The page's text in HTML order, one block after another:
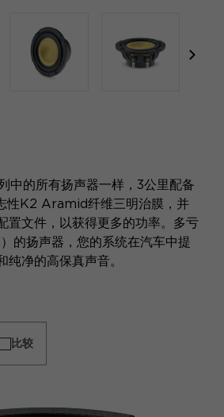
的所有扬声器一样，3公里配备
性K2 Aramid纤维三明治膜，并
置文件，以获得更多的功率。多亏
的扬声器，您的系统在汽车中提
净的高保真声音。
比较